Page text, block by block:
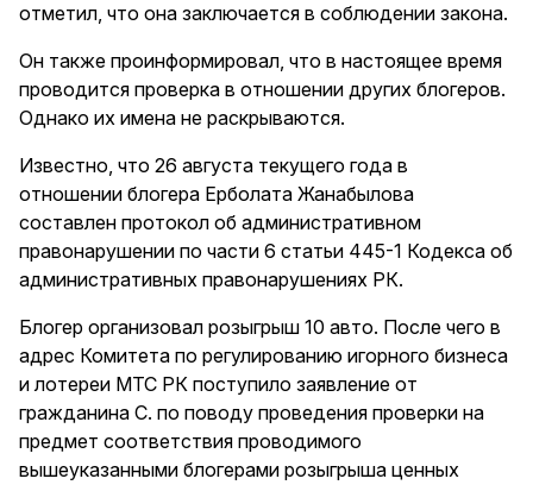
отметил, что она заключается в соблюдении закона.
Он также проинформировал, что в настоящее время
проводится проверка в отношении других блогеров.
Однако их имена не раскрываются.
Известно, что 26 августа текущего года в
отношении блогера Ерболата Жанабылова
составлен протокол об административном
правонарушении по части 6 статьи 445-1 Кодекса об
административных правонарушениях РК.
Блогер организовал розыгрыш 10 авто. После чего в
адрес Комитета по регулированию игорного бизнеса
и лотереи МТС РК поступило заявление от
гражданина С. по поводу проведения проверки на
предмет соответствия проводимого
вышеуказанными блогерами розыгрыша ценных